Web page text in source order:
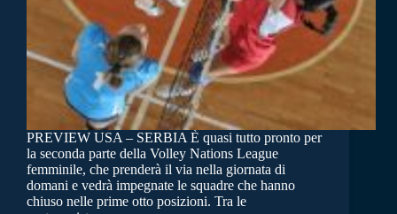
PREVIEW USA – SERBIA È quasi tutto pronto per
la seconda parte della Volley Nations League
femminile, che prenderà il via nella giornata di
domani e vedrà impegnate le squadre che hanno
chiuso nelle prime otto posizioni. Tra le